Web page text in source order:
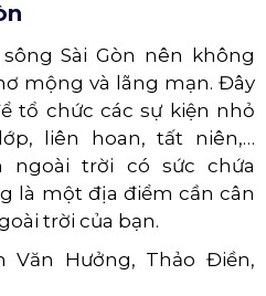
Sài Gòn nên không
mộng và lãng mạn. Đây
tổ chức các sự kiện nhỏ
liên hoan, tất niên,…
ngoài trời có sức chứa
là một địa điểm cần cân
trời của bạn.
Văn Hưởng, Thảo Điền,